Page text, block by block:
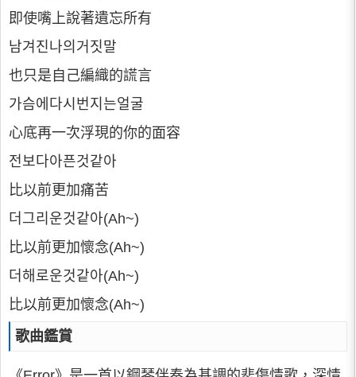
即使嘴上說著遺忘所有
남겨진나의거짓말
也只是自己編織的謊言
가슴에다시번지는얼굴
心底再一次浮現的你的面容
전보다아픈것같아
比以前更加痛苦
더그리운것같아(Ah~)
比以前更加懷念(Ah~)
더해로운것같아(Ah~)
比以前更加懷念(Ah~)
歌曲鑑賞